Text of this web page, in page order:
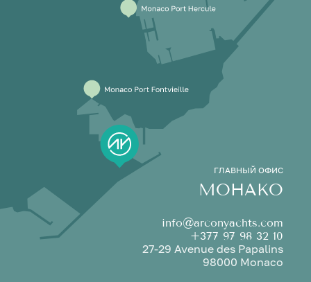
ГЛАВНЫЙ ОФИС
МОНАКО
info@arconyachts.com
+377 97 98 32 10
27-29 Avenue des Papalins
98000 Monaco